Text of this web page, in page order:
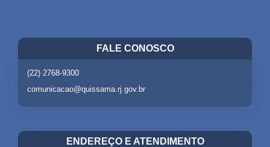
FALE CONOSCO
(22) 2768-9300
comunicacao@quissama.rj.gov.br
ENDEREÇO E ATENDIMENTO